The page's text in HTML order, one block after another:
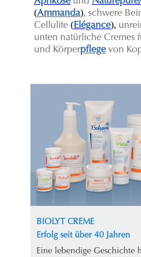
(Ammanda), schwere
Cellulite (Elégance),
unten natürliche Cremes
und Körperpflegevon
BIOLYT CREME
Erfolg seit über 40 Jahren
Eine lebendige Geschichte